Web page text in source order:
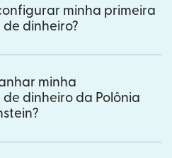
minha primeira
dinheiro?
minha
dinheiro da Polônia